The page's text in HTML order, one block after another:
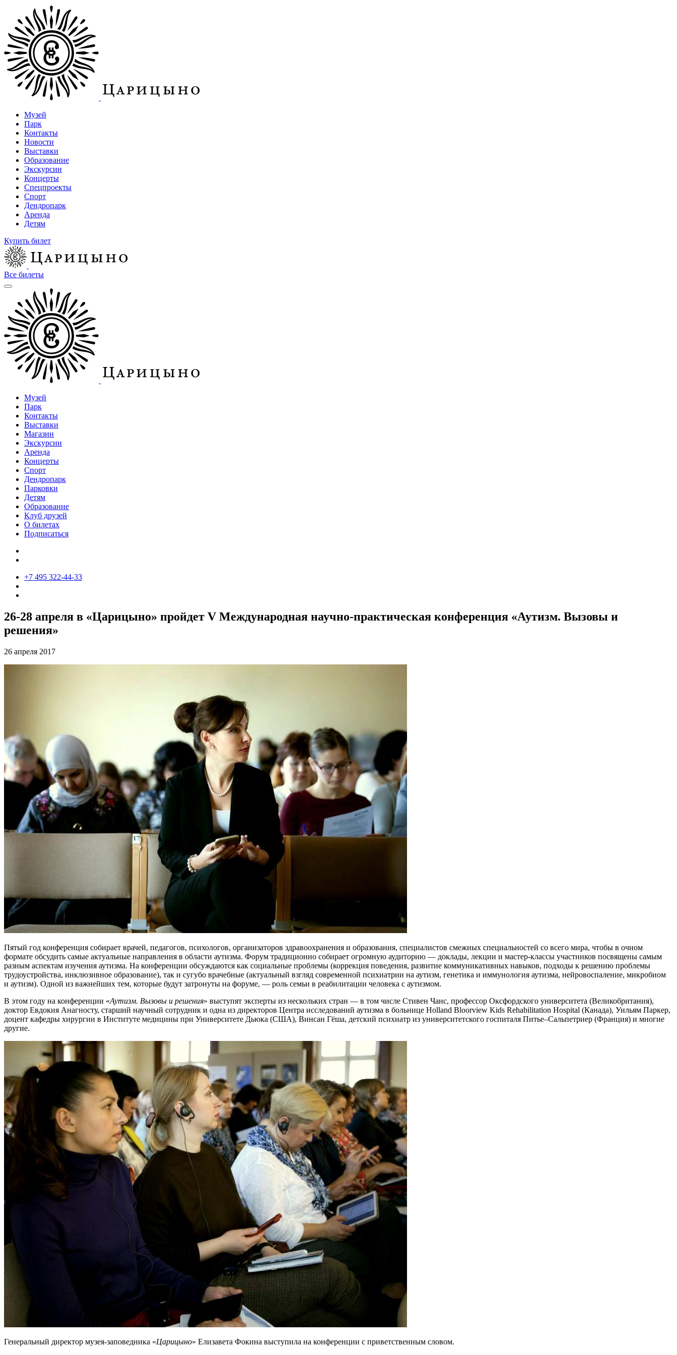
Музей
Парк
Контакты
Новости
Выставки
Образование
Экскурсии
Концерты
Спецпроекты
Спорт
Дендропарк
Аренда
Детям
Купить билет
Все билеты
Музей
Парк
Контакты
Выставки
Магазин
Экскурсии
Аренда
Концерты
Спорт
Дендропарк
Парковки
Детям
Образование
Клуб друзей
О билетах
Подписаться
+7 495 322-44-33
26-28 апреля в «Царицыно» пройдет V Международная научно-практическая конференция «Аутизм. Вызовы и
решения»
26 апреля 2017
Пятый год конференция собирает врачей, педагогов, психологов, организаторов здравоохранения и образования, специалистов смежных специальностей со всего мира, чтобы в очном
формате обсудить самые актуальные направления в области аутизма. Форум традиционно собирает огромную аудиторию — доклады, лекции и мастер-классы участников посвящены самым
разным аспектам изучения аутизма. На конференции обсуждаются как социальные проблемы (коррекция поведения, развитие коммуникативных навыков, подходы к решению проблемы
трудоустройства, инклюзивное образование), так и сугубо врачебные (актуальный взгляд современной психиатрии на аутизм, генетика и иммунология аутизма, нейровоспаление, микробиом
и аутизм). Одной из важнейших тем, которые будут затронуты на форуме, — роль семьи в реабилитации человека с аутизмом.
В этом году на конференции «Аутизм. Вызовы и решения» выступят эксперты из нескольких стран — в том числе Стивен Чанс, профессор Оксфордского университета (Великобритания),
доктор Евдокия Анагносту, старший научный сотрудник и одна из директоров Центра исследований аутизма в больнице Holland Bloorview Kids Rehabilitation Hospital (Канада), Уильям Паркер,
доцент кафедры хирургии в Институте медицины при Университете Дьюка (США), Винсан Гёша, детский психиатр из университетского госпиталя Питье–Сальпетриер (Франция) и многие
другие.
Генеральный директор музея-заповедника «Царицыно» Елизавета Фокина выступила на конференции с приветственным словом.